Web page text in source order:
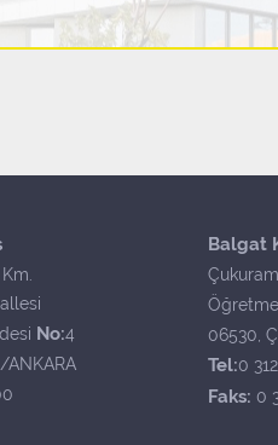
No:4
Balgat
06530,
Tel:0
Faks: 0